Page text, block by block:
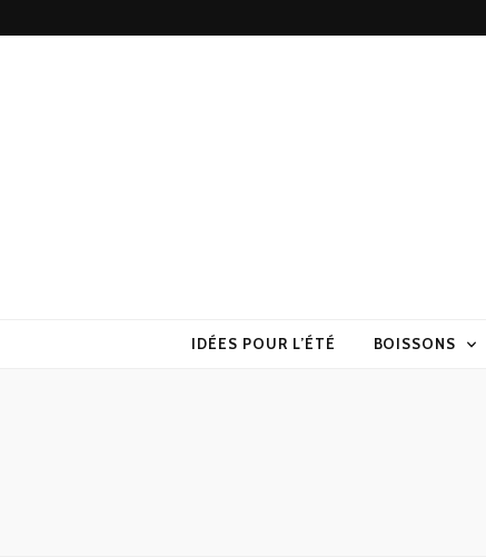
IDÉES POUR L’ÉTÉ BOISSONS